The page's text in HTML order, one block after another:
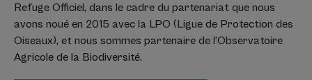
Refuge Officiel, dans le cadre du partenariat que nous
avons noué en 2015 avec la LPO (Ligue de Protection des
Oiseaux), et nous sommes partenaire de l’Observatoire
Agricole de la Biodiversité.